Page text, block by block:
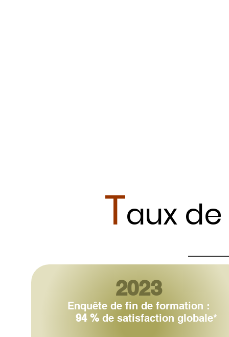
Taux de
2023
Enquête de fin de formation :
94 %de satisfaction globale*